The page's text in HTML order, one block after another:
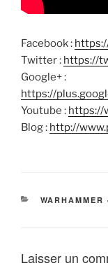
Facebook :
Twitter : https://
Google+ :
https://
Youtube : https://
Blog : http://
CATÉGORIES
WARHAMMER
Laisser un